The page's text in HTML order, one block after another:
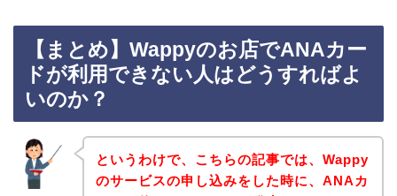
【まとめ】Wappyのお店でANAカー
ドが利用できない人はどうすればよ
いのか？
というわけで、こちらの記事では、Wappy
のサービスの申し込みをした時に、ANAカ